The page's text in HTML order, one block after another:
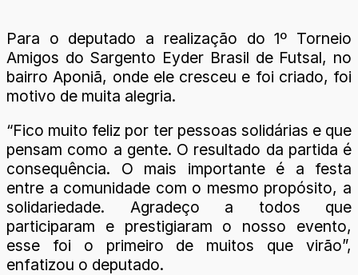
Para o deputado a realização do 1º Torneio
Amigos do Sargento Eyder Brasil de Futsal, no
bairro Aponiã, onde ele cresceu e foi criado, foi
motivo de muita alegria.
“Fico muito feliz por ter pessoas solidárias e que
pensam como a gente. O resultado da partida é
consequência. O mais importante é a festa
entre a comunidade com o mesmo propósito, a
solidariedade. Agradeço a todos que
participaram e prestigiaram o nosso evento,
esse foi o primeiro de muitos que virão”,
enfatizou o deputado.